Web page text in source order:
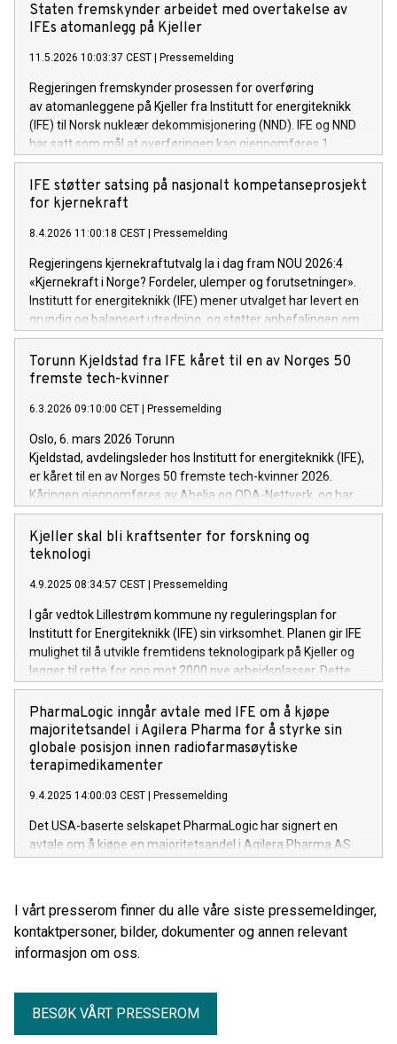
Staten fremskynder arbeidet med overtakelse av
IFEs atomanlegg på Kjeller
11.5.2026 10:03:37 CEST Pressemelding
Regjeringen fremskynder prosessen for overføring
av atomanleggene på Kjeller fra Institutt for energiteknikk
(IFE) til Norsk nukleær dekommisjonering (NND). IFE og NND
har satt som mål at overføringen kan gjennomføres 1.
januar 2027.
IFE støtter satsing på nasjonalt kompetanseprosjekt
for kjernekraft
8.4.2026 11:00:18 CEST Pressemelding
Regjeringens kjernekraftutvalg la i dag fram NOU 2026:4
«Kjernekraft i Norge? Fordeler, ulemper og forutsetninger».
Institutt for energiteknikk (IFE) mener utvalget har levert en
grundig og balansert utredning, og støtter anbefalingen om
å prioritere kompetansebygging.
Torunn Kjeldstad fra IFE kåret til en av Norges 50
fremste tech-kvinner
6.3.2026 09:10:00 CET Pressemelding
Oslo, 6. mars 2026 Torunn
Kjeldstad, avdelingsleder hos Institutt for energiteknikk (IFE),
er kåret til en av Norges 50 fremste tech-kvinner 2026.
Kåringen gjennomføres av Abelia og ODA-Nettverk, og har
som formål å løfte frem rollemodeller som bidrar til økt
mangfold og rekruttering til teknologi- og realfag.
Kjeller skal bli kraftsenter for forskning og
teknologi
4.9.2025 08:34:57 CEST Pressemelding
I går vedtok Lillestrøm kommune ny reguleringsplan for
Institutt for Energiteknikk (IFE) sin virksomhet. Planen gir IFE
mulighet til å utvikle fremtidens teknologipark på Kjeller og
legger til rette for opp mot 2000 nye arbeidsplasser. Dette
vedtaket legger grunnlaget for videre vekst på Kjeller både
for IFE, andre forskningsinstitutt og teknologibedrifter og vil
være viktig i den videre utviklingen av Romeriksregionen.
PharmaLogic inngår avtale med IFE om å kjøpe
majoritetsandel i Agilera Pharma for å styrke sin
globale posisjon innen radiofarmasøytiske
terapimedikamenter
9.4.2025 14:00:03 CEST Pressemelding
Det USA-baserte selskapet PharmaLogic har signert en
avtale om å kjøpe en majoritetsandel i Agilera Pharma AS
distribusjon av radiofarmasøytiske terapilegemidler.
I vårt presserom finner du alle våre siste pressemeldinger,
kontaktpersoner, bilder, dokumenter og annen relevant
informasjon om oss.
BESØK VÅRT PRESSEROM